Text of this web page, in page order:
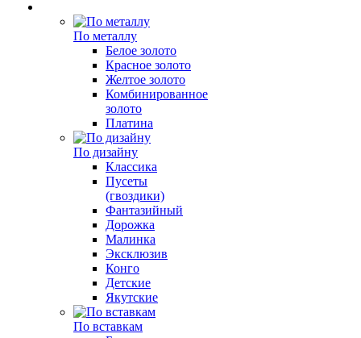
По металлу
Белое золото
Красное золото
Желтое золото
Комбинированное
золото
Платина
По дизайну
Классика
Пусеты
(гвоздики)
Фантазийный
Дорожка
Малинка
Эксклюзив
Конго
Детские
Якутские
По вставкам